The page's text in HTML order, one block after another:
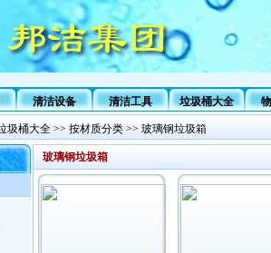
清洁设备 清洁工具 垃圾桶大全
圾桶大全 >> 按材质分类 >> 玻璃钢垃圾箱
玻璃钢垃圾箱